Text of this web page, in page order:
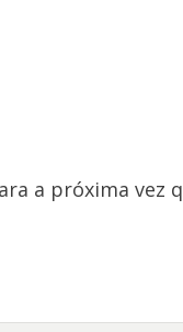
a próxima vez